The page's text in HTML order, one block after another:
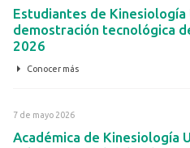
Estudiantes de
demostración tecnológica
2026
Conocer más
7 de mayo 2026
Académica de Kinesiología